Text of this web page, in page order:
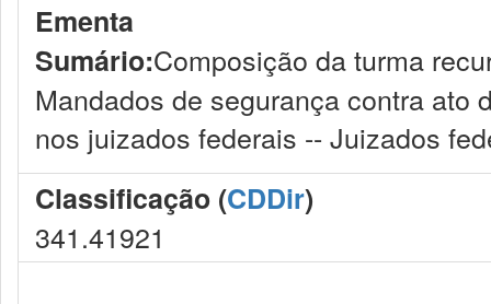
Ementa
Sumário:Composição da turma
Mandados de segurança contra ato
nos juizados federais -- Juizados
Classificação (CDDir)
341.41921